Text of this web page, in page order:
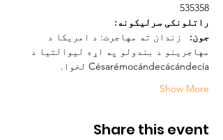
535358
راتلونکی سرلیکونه:
جون: زندان ته مهاجرت: د امریکا د
مهاجرینو د بندولو په اړه لیوالتیا د
Césarémocándecácándecía لخوا.
Show More
Share this event